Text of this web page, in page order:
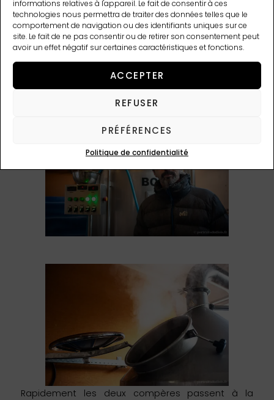
informations relatives à l'appareil. Le fait de consentir à ces
technologies nous permettra de traiter des données telles que le
comportement de navigation ou des identifiants uniques sur ce
site. Le fait de ne pas consentir ou de retirer son consentement peut
avoir un effet négatif sur certaines caractéristiques et fonctions.
ACCEPTER
REFUSER
PRÉFÉRENCES
Politique de confidentialité
Rapidement les deux compères passent à la